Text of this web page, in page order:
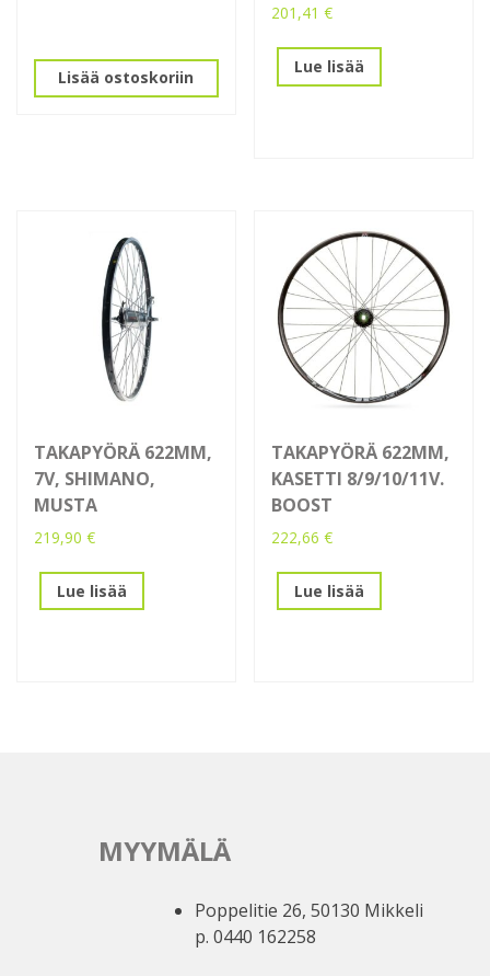
Lisää ostoskoriin
201,41€
Lue lisää
TAKAPYÖRÄ 622MM,
7V, SHIMANO,
MUSTA
219,90 €
Lue lisää
TAKAPYÖRÄ 622MM,
KASETTI 8/9/10/11V.
BOOST
222,66€
Lue lisää
MYYMÄLÄ
Poppelitie 26, 50130 Mikkeli
p. 0440 162258